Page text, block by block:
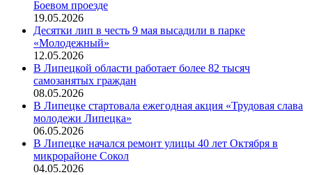
Боевом проезде
19.05.2026
Десятки лип в честь 9 мая высадили в парке
«Молодежный»
12.05.2026
В Липецкой области работает более 82 тысяч
самозанятых граждан
08.05.2026
В Липецке стартовала ежегодная акция «Трудовая слава
молодежи Липецка»
06.05.2026
В Липецке начался ремонт улицы 40 лет Октября в
микрорайоне Сокол
04.05.2026